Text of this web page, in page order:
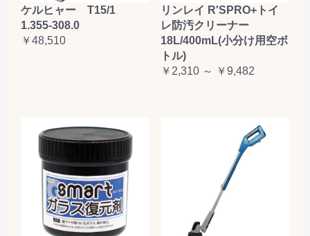
ケルヒャー T15/1
1.355-308.0
￥48,510
リンレイ R'SPRO+トイ
レ防汚クリーナー
18L/400mL(小分け用空ボ
トル)
￥2,310 ～ ￥9,482